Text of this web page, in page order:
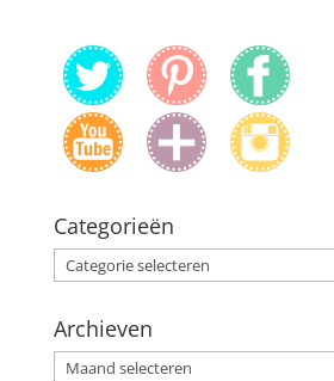
Categorieën
Categorieën
Archieven
Archieven